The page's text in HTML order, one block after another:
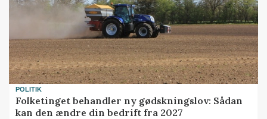
POLITIK
Folketinget behandler ny gødskningslov: Sådan
kan den ændre din bedrift fra 2027